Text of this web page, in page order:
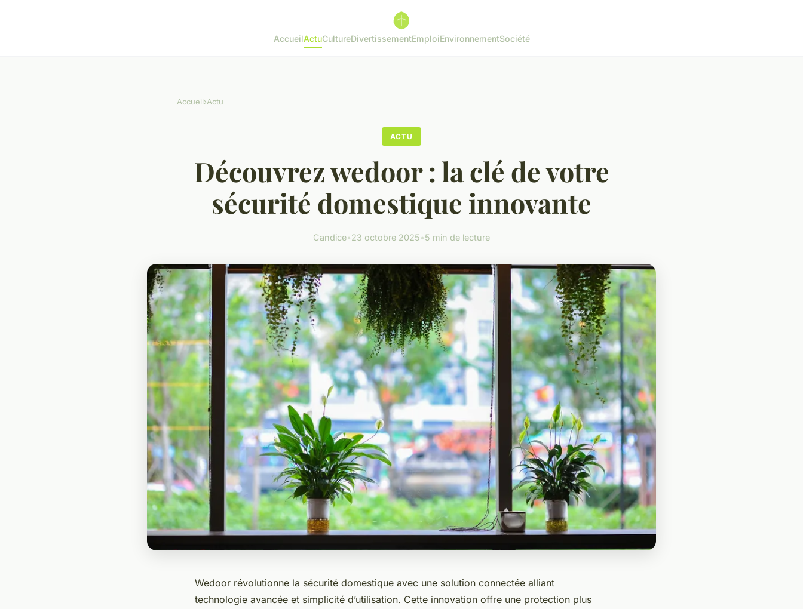
AccueilActuCultureDivertissementEmploiEnvironnementSociété
Accueil›Actu
ACTU
Découvrez wedoor : la clé de votre
sécurité domestique innovante
Candice•23 octobre 2025•5 min de lecture
Wedoor révolutionne la sécurité domestique avec une solution connectée alliant
technologie avancée et simplicité d’utilisation. Cette innovation offre une protection plus